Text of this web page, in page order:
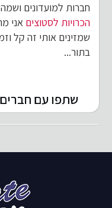
חברות למועדונים
הכרויות לסטוצים אני
שמזינים אותי זה קל
בתור...
שתפו עם חברים